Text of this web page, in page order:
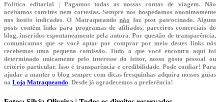
Política editorial | Pagamos todas as nossas contas de viagem. Não
aceitamos convites nem cortesias. Sempre nos hospedamos anonimamente
nos hotéis indicados. O Matraqueandonão faz post patrocinado. Alguns
posts contêm links para programas de afiliados, parceiros comerciais do
blog, inseridos espontaneamente pela autora. Por questão de transparência,
comunicamos que se você optar por comprar por meio destes links nós
recebemos uma pequena comissão. Tudo o que você encontra aqui foi
determinado unicamente pelo interesse do leitor, nosso gosto pessoal ou
critério particular. Isso é transparência e credibilidade. Pode confiar! Para
ajudar a manter o blog sempre com dicas fresquinhas adquira nossos guias
na Loja Matraqueando. Desde já agradecemos a preferência!